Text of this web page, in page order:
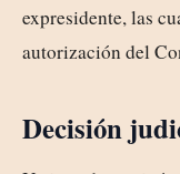
expresidente, las
autorización del
Decisión